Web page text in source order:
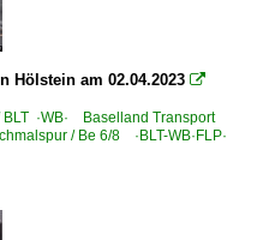
Hölstein am 02.04.2023 
·WB· Baselland Transport
/ Be 6/8 ·BLT-WB·FLP·